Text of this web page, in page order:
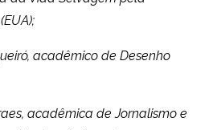
acadêmico de Desenho
acadêmica de Jornalismo e